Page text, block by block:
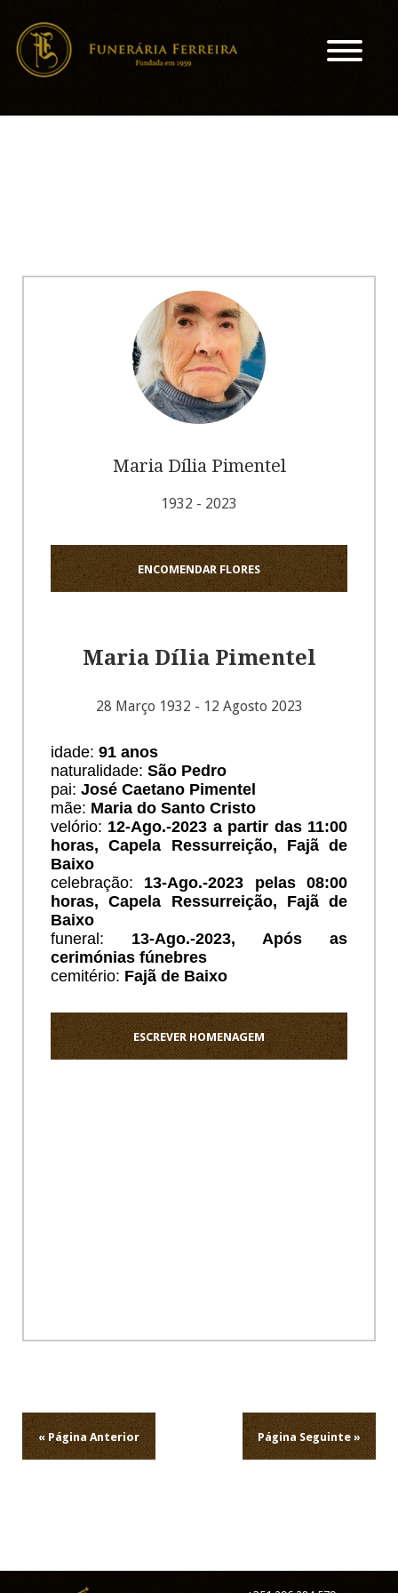
Maria Dília Pimentel
1932 - 2023
ENCOMENDAR FLORES
Maria Dília Pimentel
28 Março 1932 - 12 Agosto 2023
idade: 91 anos
naturalidade: São Pedro
pai: José Caetano Pimentel
mãe: Maria do Santo Cristo
velório: 12-Ago.-2023 a partir das 11:00
horas, Capela Ressurreição, Fajã de
Baixo
celebração: 13-Ago.-2023 pelas 08:00
horas, Capela Ressurreição, Fajã de
Baixo
funeral: 13-Ago.-2023, Após as
cerimónias fúnebres
cemitério: Fajã de Baixo
ESCREVER HOMENAGEM
de
artigos
Página Seguinte »
« Página Anterior